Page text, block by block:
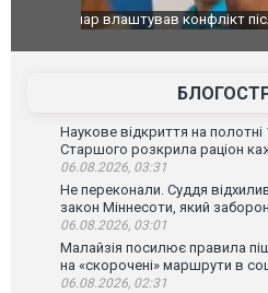
Мудрик провів перший
Наукове відкриття на
Старшого розкрила раціон
06.08.2026, 03:31
Не переконали. Суддя
закон Міннесоти, який
06.08.2026, 03:01
Малайзія посилює правила
на «скорочені» маршрути в
06.08.2026, 02:31